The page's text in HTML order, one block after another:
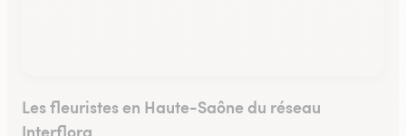
Les fleuristes en Haute-Saône du réseau
Interflora